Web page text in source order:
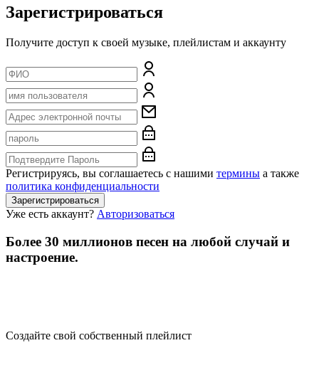
Зарегистрироваться
Получите доступ к своей музыке, плейлистам и аккаунту
Регистрируясь, вы соглашаетесь с нашими термины а также
политика конфиденциальности
Зарегистрироваться
Уже есть аккаунт? Авторизоваться
Более 30 миллионов песен на любой случай и
настроение.
Создайте свой собственный плейлист